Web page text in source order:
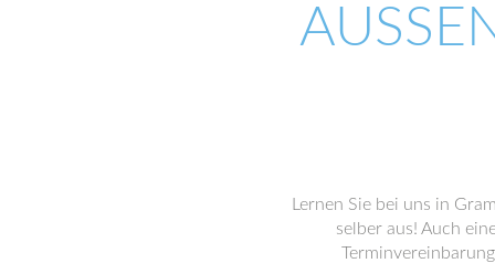
Lernen Sie bei uns in
selber aus! Auch